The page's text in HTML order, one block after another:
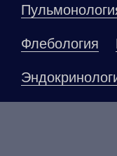
Флебология